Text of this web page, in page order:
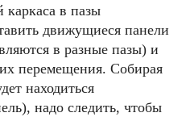
каркаса в пазы
движущиеся панели
в разные пазы) и
перемещения. Собирая
находиться
надо следить, чтобы